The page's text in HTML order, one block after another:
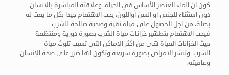
كون ان الماء العنصر الأساس في الحياة، وعلاقتة المباشرة بالانسان
دون استثناء للجنس او السن أواللون، يجب الاهتمام جيدا بكل ما يمت له
بصلة، من اجل الحصول على مياة نقية وصحية صالحة للشرب
فيجب الاهتمام بتطهير خزانات مياة الشرب بصورة دورية ومنتظمة
حيث الخزانات المياة هى من اكثر الاماكن التى تسبب تلوث مياة
الشرب وتنشر الامراض بصورة سريعه وتكون لها ضرر على صحة الإنسان
وعافيته،